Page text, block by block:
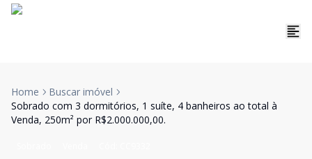
Home
Buscar imóvel
Sobrado com 3 dormitórios, 1 suíte, 4 banheiros ao total à
Venda, 250m² por R$2.000.000,00.